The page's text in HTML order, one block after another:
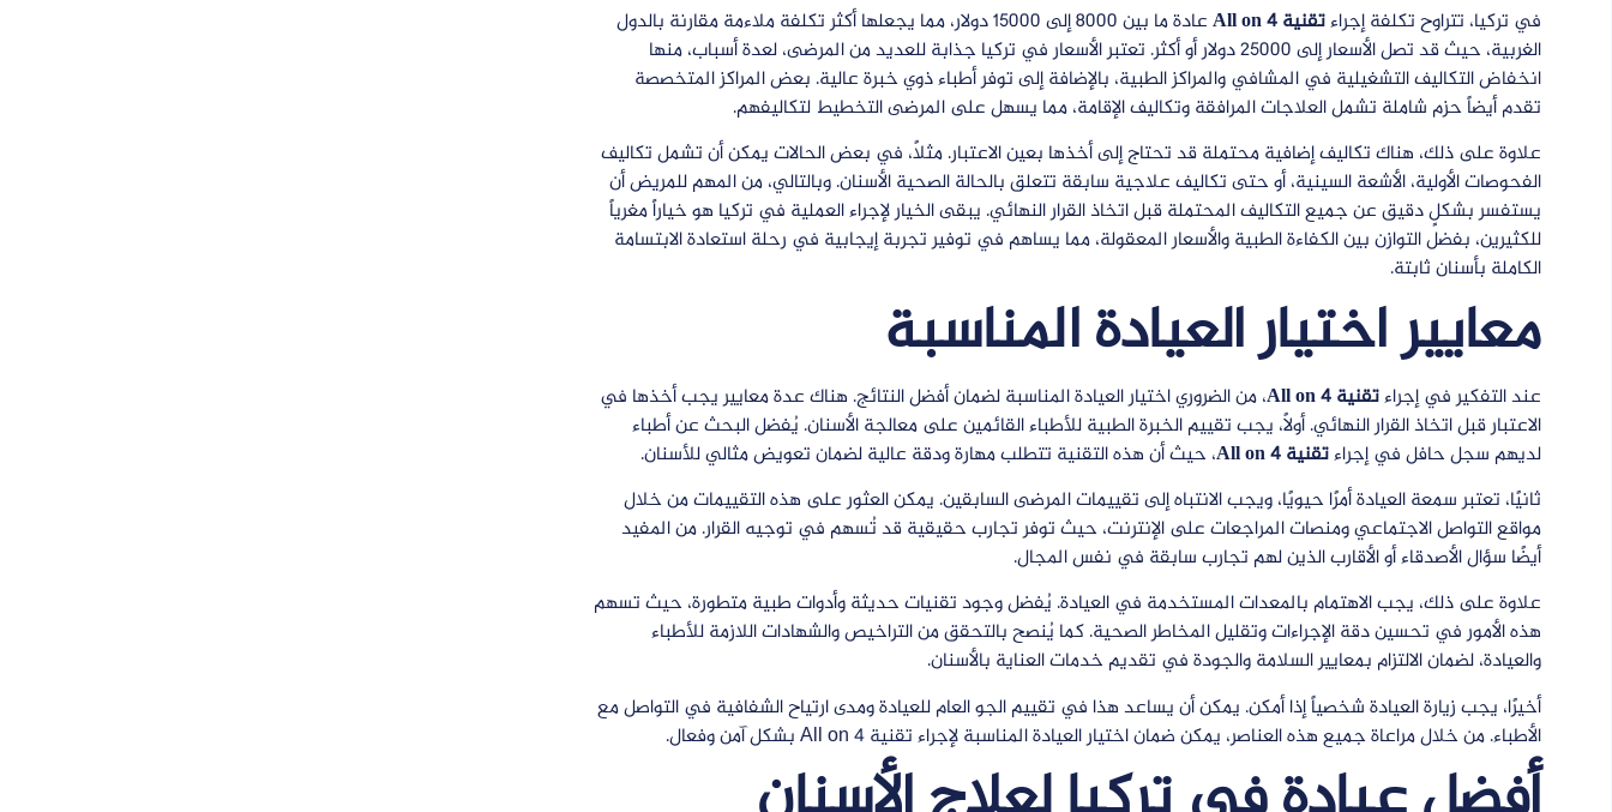
في تركيا، تتراوح تكلفة إجراءتقنية All on 4
عادة ما بين 8000 إلى 15000 دولار، مما يجعلها أكثر تكلفة ملاءمة مقارنة بالدول
الغربية، حيث قد تصل الأسعار إلى 25000 دولار أو أكثر. تعتبر الأسعار في تركيا جذابة للعديد من المرضى، لعدة أسباب، منها
انخفاض التكاليف التشغيلية في المشافي والمراكز الطبية، بالإضافة إلى توفر أطباء ذوي خبرة عالية. بعض المراكز المتخصصة
تقدم أيضاً حزم شاملة تشمل العلاجات المرافقة وتكاليف الإقامة، مما يسهل على المرضى التخطيط لتكاليفهم.
علاوة على ذلك، هناك تكاليف إضافية محتملة قد تحتاج إلى أخذها بعين الاعتبار. مثلاً، في بعض الحالات يمكن أن تشمل تكاليف
الفحوصات الأولية، الأشعة السينية، أو حتى تكاليف علاجية سابقة تتعلق بالحالة الصحية الأسنان. وبالتالي، من المهم للمريض أن
يستفسر بشكلٍ دقيق عن جميع التكاليف المحتملة قبل اتخاذ القرار النهائي. يبقى الخيار لإجراء العملية في تركيا هو خياراً مغرياً
للكثيرين، بفضل التوازن بين الكفاءة الطبية والأسعار المعقولة، مما يساهم في توفير تجربة إيجابية في رحلة استعادة الابتسامة
الكاملة بأسنان ثابتة.
معايير اختيار العيادة المناسبة
عند التفكير في إجراءتقنية All on 4
، من الضروري اختيار العيادة المناسبة لضمان أفضل النتائج. هناك عدة معايير يجب أخذها في
الاعتبار قبل اتخاذ القرار النهائي. أولاً، يجب تقييم الخبرة الطبية للأطباء القائمين على معالجة الأسنان. يُفضل البحث عن أطباء
لديهم سجل حافل في إجراءتقنية All on 4
، حيث أن هذه التقنية تتطلب مهارة ودقة عالية لضمان تعويض مثالي للأسنان.
ثانيًا، تعتبر سمعة العيادة أمرًا حيويًا، ويجب الانتباه إلى تقييمات المرضى السابقين. يمكن العثور على هذه التقييمات من خلال
مواقع التواصل الاجتماعي ومنصات المراجعات على الإنترنت، حيث توفر تجارب حقيقية قد تُسهم في توجيه القرار. من المفيد
أيضًا سؤال الأصدقاء أو الأقارب الذين لهم تجارب سابقة في نفس المجال.
علاوة على ذلك، يجب الاهتمام بالمعدات المستخدمة في العيادة. يُفضل وجود تقنيات حديثة وأدوات طبية متطورة، حيث تسهم
هذه الأمور في تحسين دقة الإجراءات وتقليل المخاطر الصحية. كما يُنصح بالتحقق من التراخيص والشهادات اللازمة للأطباء
والعيادة، لضمان الالتزام بمعايير السلامة والجودة في تقديم خدمات العناية بالأسنان.
أخيرًا، يجب زيارة العيادة شخصياً إذا أمكن. يمكن أن يساعد هذا في تقييم الجو العام للعيادة ومدى ارتياح الشفافية في التواصل مع
الأطباء. من خلال مراعاة جميع هذه العناصر، يمكن ضمان اختيار العيادة المناسبة لإجراء تقنية All on 4 بشكل آمن وفعال.